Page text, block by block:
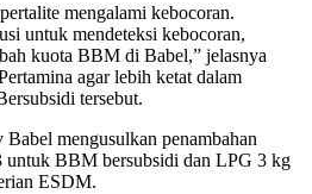
mengalami kebocoran.
untuk mendeteksi kebocoran,
kuota BBM di Babel,” jelasnya
agar lebih ketat dalam
tersebut.
mengusulkan penambahan
untuk BBM bersubsidi dan LPG 3 kg
ESDM.